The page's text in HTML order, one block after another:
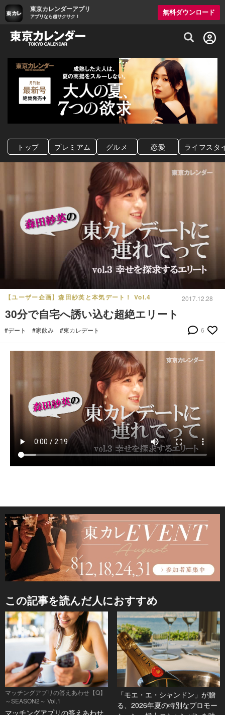
東京カレンダーアプリ
アプリなら超サクサク！
無料ダウンロード
グルメ情報・プレミアムレストラン予約
トップ プレミアム グルメ 恋愛 ライフスタ
【ユーザー企画】森田紗英と本気デート！ Vol.4 2017.12.28
30分で自宅へ誘い込む超絶エリート
#デート #家飲み #東カレデート 6
この記事を読んだ人におすすめ
マッチングアプリの答えあわせ【Q】
～SEASON2～ Vol.1
マッチングアプリの答えあわせ
「モエ・エ・シャンドン」が贈
る、2026年夏の特別なプロモー